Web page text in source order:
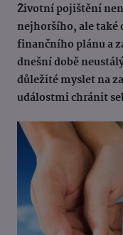
Životní pojištění
nejhoršího, ale
finančního plánu a
dnešní době
důležité myslet na
událostmi chránit